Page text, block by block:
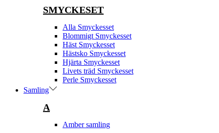
SMYCKESET
Alla Smyckesset
Blommigt Smyckesset
Häst Smyckesset
Hästsko Smyckesset
Hjärta Smyckesset
Livets träd Smyckesset
Perle Smyckesset
Samling
A
Amber samling